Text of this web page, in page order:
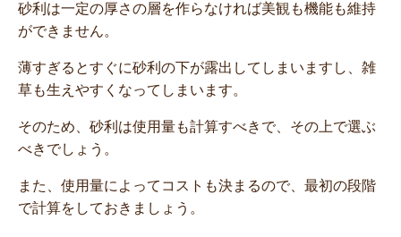
砂利は一定の厚さの層を作らなければ美観も機能も維持
ができません。
薄すぎるとすぐに砂利の下が露出してしまいますし、雑
草も生えやすくなってしまいます。
そのため、砂利は使用量も計算すべきで、その上で選ぶ
べきでしょう。
また、使用量によってコストも決まるので、最初の段階
で計算をしておきましょう。